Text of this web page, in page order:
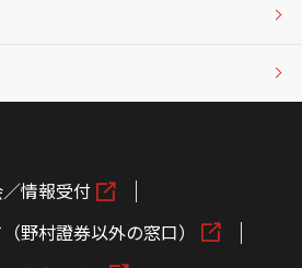
情報受付
野村證券以外の窓口）